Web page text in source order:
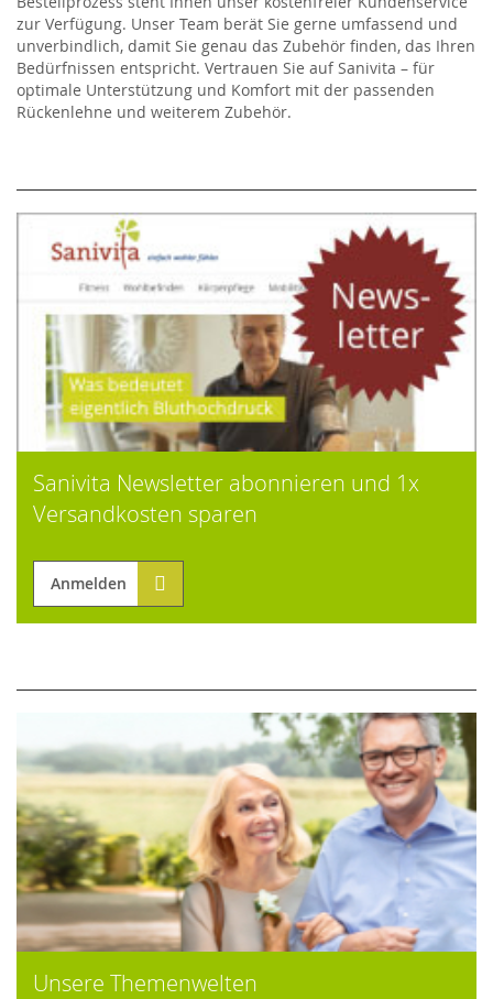
Sanivita Newsletter abonnieren und 1x
Versandkosten sparen
Anmelden
Unsere Themenwelten
zur Verfügung. Unser Team berät Sie gerne umfassend und
unverbindlich, damit Sie genau das Zubehör finden, das Ihren
Bedürfnissen entspricht. Vertrauen Sie auf Sanivita – für
optimale Unterstützung und Komfort mit der passenden
Rückenlehne und weiterem Zubehör.